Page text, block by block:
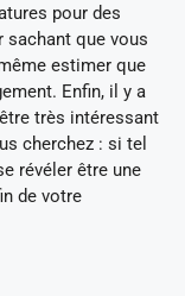
pour des
que vous
estimer que
Enfin, il y a
très intéressant
cherchez : si tel
révéler être une
de votre